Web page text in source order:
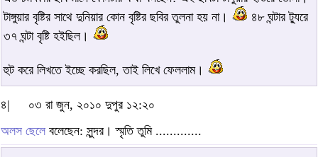
টাঙ্গুয়ার বৃষ্টির সাথে দুনিয়ার কোন বৃষ্টির ছবির তুলনা হয় না।
৪৮ ঘন্টার ট্যুরে
৩৭ ঘন্টা বৃষ্টি হইছিল।
হুট করে লিখতে ইচ্ছে করছিল, তাই লিখে ফেললাম।
৪|
০৩ রা জুন, ২০১০ দুপুর ১২:২০
অলস ছেলে বলেছেন: সুন্দর। স্মৃতি তুমি .............